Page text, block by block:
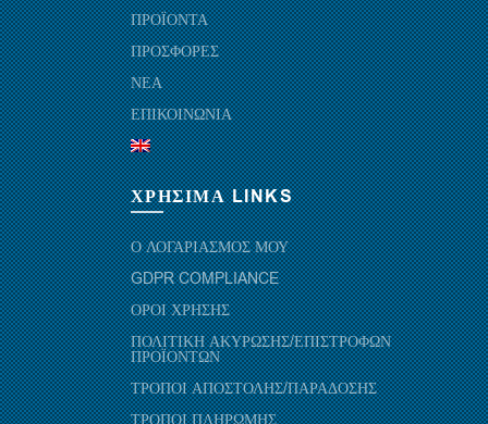
ΠΡΟΪΟΝΤΑ
ΠΡΟΣΦΟΡΕΣ
ΝΕΑ
ΕΠΙΚΟΙΝΩΝΙΑ
ΧΡΗΣΙΜΑ LINKS
Ο ΛΟΓΑΡΙΑΣΜΟΣ ΜΟΥ
GDPR COMPLIANCE
ΟΡΟΙ ΧΡΗΣΗΣ
ΠΟΛΙΤΙΚΗ ΑΚΥΡΩΣΗΣ/ΕΠΙΣΤΡΟΦΩΝ
ΠΡΟΪΟΝΤΩΝ
ΤΡΟΠΟΙ ΑΠΟΣΤΟΛΗΣ/ΠΑΡΑΔΟΣΗΣ
ΤΡΟΠΟΙ ΠΛΗΡΩΜΗΣ